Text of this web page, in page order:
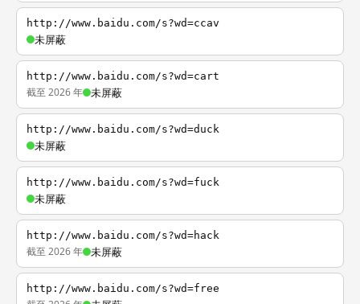
http://www.baidu.com/s?wd=ccav
未屏蔽
http://www.baidu.com/s?wd=cart
截至 2026 年 未屏蔽
http://www.baidu.com/s?wd=duck
未屏蔽
http://www.baidu.com/s?wd=fuck
未屏蔽
http://www.baidu.com/s?wd=hack
截至 2026 年 未屏蔽
http://www.baidu.com/s?wd=free